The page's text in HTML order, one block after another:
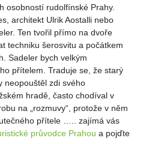
osobností rudolfínské Prahy.
architekt Ulrik Aostalli nebo
Ten tvořil přímo na dvoře
techniku šerosvitu a počátkem
Sadeler bych velkým
přítelem. Traduje se, že starý
neopouštěl zdi svého
hradě, často chodíval v
na „rozmuvy“, protože v něm
přítele ….. zajímá vás
průvodce Prahou a pojďte